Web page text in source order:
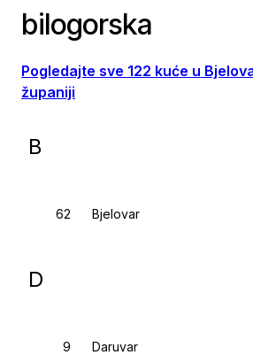
bilogorska
Pogledajte sve 122 kuće u
županiji
B
Bjelovar
D
Daruvar